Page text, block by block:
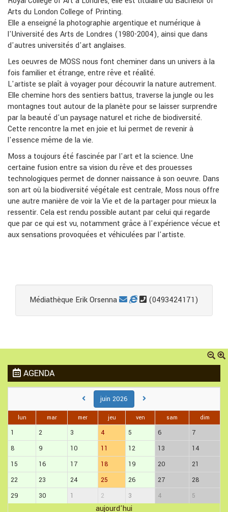
Arts du London College of Printing.
Elle a enseigné la photographie argentique et numérique à
l'Université des Arts de Londres (1980-2004), ainsi que dans
d'autres universités d'art anglaises.
Les oeuvres de MOSS nous font cheminer dans un univers à la
fois familier et étrange, entre rêve et réalité.
L'artiste se plaît à voyager pour découvrir la nature autrement.
Elle chemine hors des sentiers battus, traverse la jungle ou les
montagnes tout autour de la planète pour se laisser surprendre
par la beauté d'un paysage naturel et riche de biodiversité.
Cette rencontre la met en joie et lui permet de revenir à
l'essence même de la vie.
Moss a toujours été fascinée par l'art et la science. Une
certaine fusion entre sa vision du rêve et des prouesses
technologiques permet de donner naissance à son oeuvre. Dans
son art où la biodiversité végétale est centrale, Moss nous offre
une autre manière de voir la Vie et de la partager pour mieux la
ressentir. Cela est rendu possible autant par celui qui regarde
que par ce qui est vu, notamment grâce à l'expérience vécue et
aux sensations provoquées et véhiculées par l'artiste.
Médiathèque Erik Orsenna (0493424171)
AGENDA
juin 2026
lun mar mer jeu ven sam dim
1 2 3 4 5 6
7
8
9 10 11 12 13
14
15
16 17 18 19 20
21
22
23 24 25 26 27
28
29
30 1 2 3 4 5
aujourd'hui